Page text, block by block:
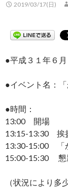
2019/03/17(日)
●平成３１年６月
●イベント名：
●時間：
13:00 開場
13:15-13:30 挨
13:30-15:00 「
15:00-15:30 懇
（状況により多